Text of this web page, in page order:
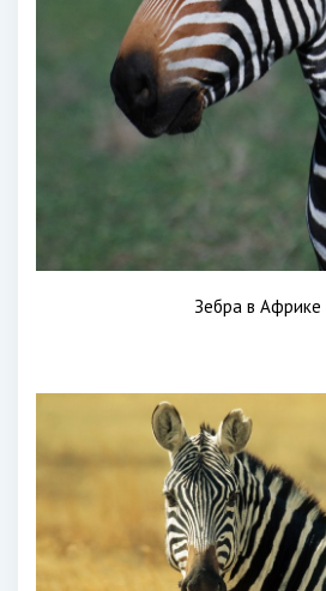
Зебра в Африке